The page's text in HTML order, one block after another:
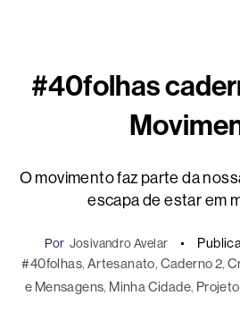
#40folhas
O movimento faz parte da
escapa de estar em
Por Josivandro Avelar
#40folhas, Artesanato, Caderno 2,
e Mensagens, Minha Cidade,